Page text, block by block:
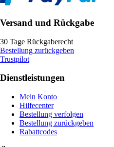
Versand und Rückgabe
30 Tage Rückgaberecht
Bestellung zurückgeben
Trustpilot
Dienstleistungen
Mein Konto
Hilfecenter
Bestellung verfolgen
Bestellung zurückgeben
Rabattcodes